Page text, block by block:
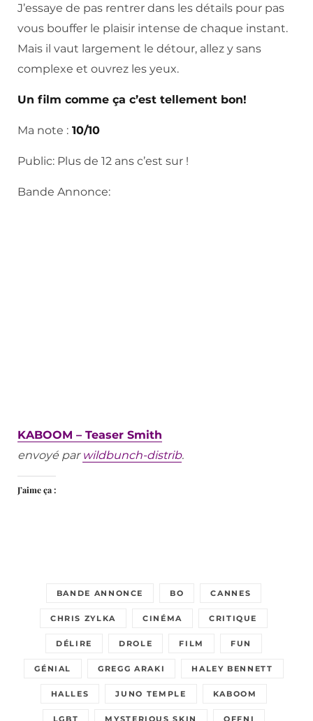
J’essaye de pas rentrer dans les détails pour pas
vous bouffer le plaisir intense de chaque instant.
Mais il vaut largement le détour, allez y sans
complexe et ouvrez les yeux.
Un film comme ça c’est tellement bon!
Ma note : 10/10
Public: Plus de 12 ans c’est sur !
Bande Annonce:
KABOOM – Teaser Smith
envoyé par wildbunch-distrib.
J’aime ça :
BANDE ANNONCE BO CANNES
CHRIS ZYLKA CINÉMA CRITIQUE
DÉLIRE DROLE FILM FUN
GÉNIAL GREGG ARAKI HALEY BENNETT
HALLES JUNO TEMPLE KABOOM